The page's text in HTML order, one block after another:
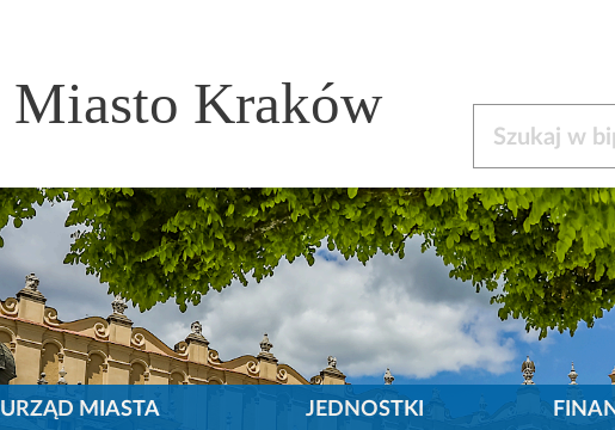
Miasto Kraków
URZĄD MIASTA
JEDNOSTKI